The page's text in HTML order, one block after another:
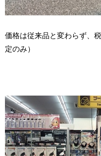
価格は従来品と変わらず、
定のみ）